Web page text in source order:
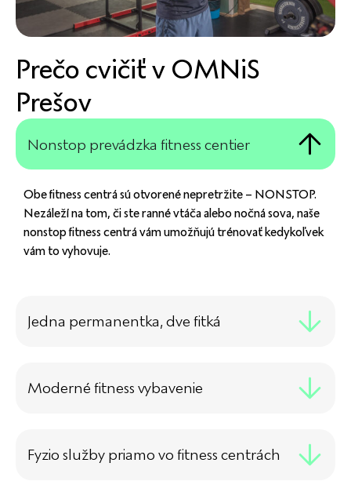
Prečo cvičiť v OMNiS
Prešov
Nonstop prevádzka fitness centier
Obe fitness centrá sú otvorené nepretržite – NONSTOP.
Nezáleží na tom, či ste ranné vtáča alebo nočná sova, naše
nonstop fitness centrá vám umožňujú trénovať kedykoľvek
vám to vyhovuje.
Jedna permanentka, dve fitká
Moderné fitness vybavenie
Fyzio služby priamo vo fitness centrách